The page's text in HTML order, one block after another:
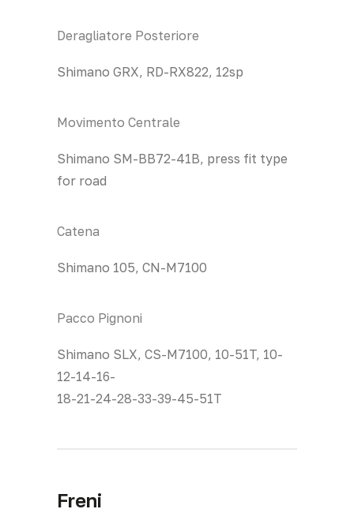
Deragliatore Posteriore
Shimano GRX, RD-RX822, 12sp
Movimento Centrale
Shimano SM-BB72-41B, press fit type
for road
Catena
Shimano 105, CN-M7100
Pacco Pignoni
Shimano SLX, CS-M7100, 10-51T, 10-
12-14-16-
18-21-24-28-33-39-45-51T
Freni